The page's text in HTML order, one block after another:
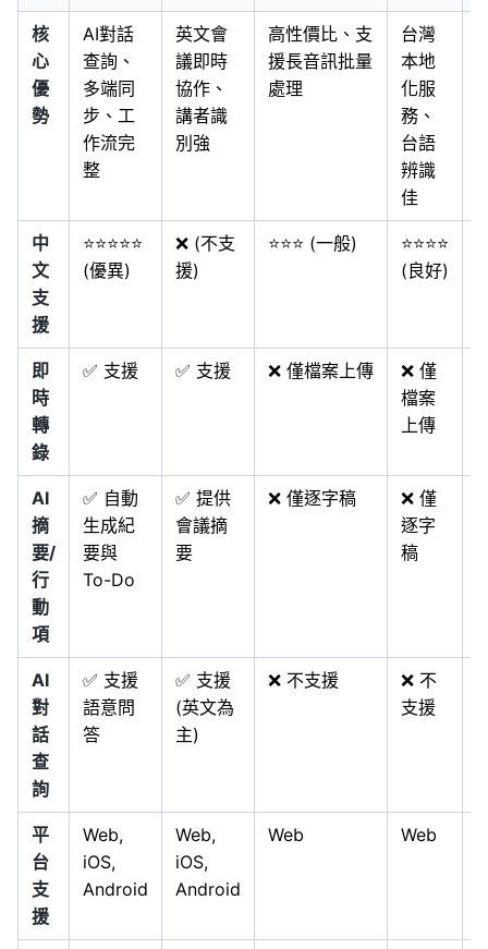
核
心
優
勢
AI對話
查詢、
多端同
步、工
作流完
整
英文會
議即時
協作、
講者識
別強
高性價比、支
援長音訊批量
處理
台灣
本地
化服
務、
台語
辨識
佳
中
文
支
援
⭐⭐⭐⭐⭐
(優異)
❌ (不支
援)
⭐⭐⭐ (一般)
⭐⭐⭐⭐
(良好)
即
時
轉
錄
✅ 支援 ✅ 支援 ❌ 僅檔案上傳
❌ 僅
檔案
上傳
AI
摘
要/
行
動
項
✅ 自動
生成紀
要與
To-Do
✅ 提供
會議摘
要
❌ 僅逐字稿
❌ 僅
逐字
稿
AI
對
話
查
詢
✅ 支援
語意問
答
✅ 支援
(英文為
主)
❌ 不支援
❌ 不
支援
平
台
支
援
Web,
iOS,
Android
Web,
iOS,
Android
Web Web